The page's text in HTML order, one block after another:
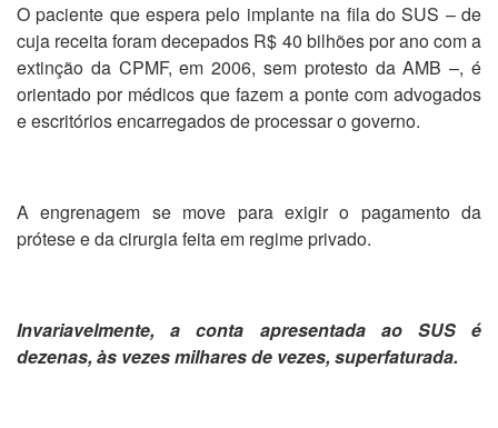
O paciente que espera pelo implante na fila do SUS – de
cuja receita foram decepados R$ 40 bilhões por ano com a
extinção da CPMF, em 2006, sem protesto da AMB –, é
orientado por médicos que fazem a ponte com advogados
e escritórios encarregados de processar o governo.
A engrenagem se move para exigir o pagamento da
prótese e da cirurgia feita em regime privado.
Invariavelmente, a conta apresentada ao SUS é
dezenas, às vezes milhares de vezes, superfaturada.